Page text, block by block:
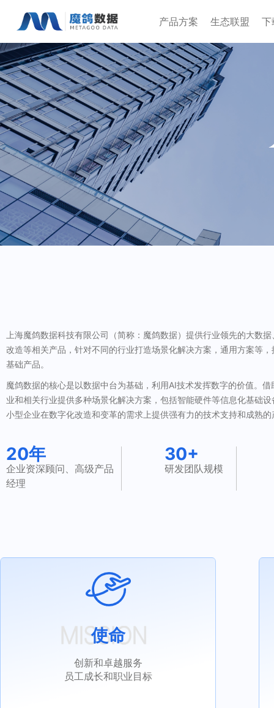
产品方案 生态联盟 下
上海魔鸽数据科技有限公司（简称：魔鸽数据）提供行业领先的大数
改造等相关产品，针对不同的行业打造场景化解决方案，通用方案等
基础产品。
魔鸽数据的核心是以数据中台为基础，利用AI技术发挥数字的价值。
业和相关行业提供多种场景化解决方案，包括智能硬件等信息化基础
小型企业在数字化改造和变革的需求上提供强有力的技术支持和成熟
20年
企业资深顾问、高级产品
经理
30+
研发团队规模
使命
创新和卓越服务
员工成长和职业目标